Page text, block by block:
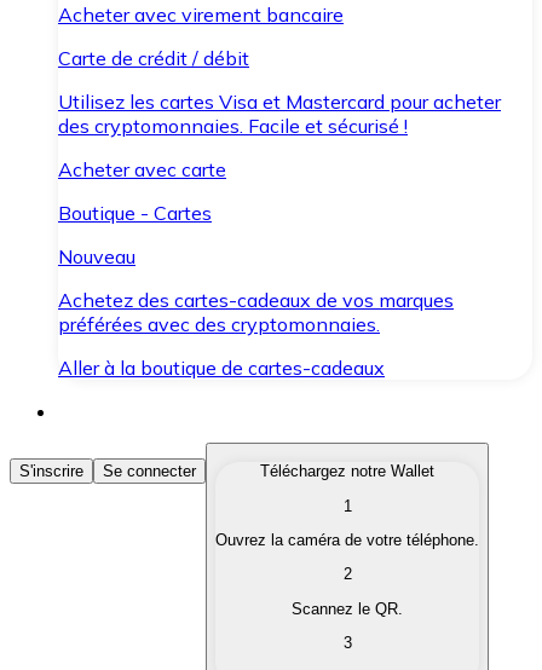
Acheter avec virement bancaire
Carte de crédit / débit
Utilisez les cartes Visa et Mastercard pour acheter
des cryptomonnaies. Facile et sécurisé !
Acheter avec carte
Boutique - Cartes
Nouveau
Achetez des cartes-cadeaux de vos marques
préférées avec des cryptomonnaies.
Aller à la boutique de cartes-cadeaux
Acheter des Cryptomonnaies
Achetez les cryptomonnaies qui vous intéressent
Convertissez vos cryptomonnaies en monnaie
S'inscrire Se connecter
Téléchargez notre Wallet
1
Ouvrez la caméra de votre téléphone.
2
Scannez le QR.
3